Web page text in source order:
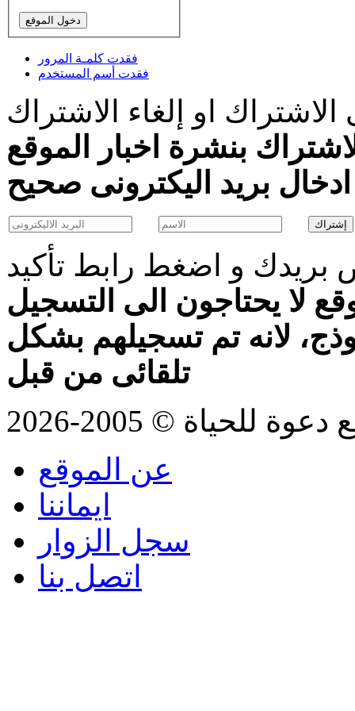
فقدت كلمـة المرور
فقدت أسم المستخدم
او إلغاء الاشتراك
بنشرة اخبار الموقع
و اضغط رابط تأكيد
لا يحتاجون الى التسجيل
لانه تم تسجيلهم بشكل
تلقائى من قبل
© 2005-2026
عن الموقع
ايماننا
سجل الزوار
اتصل بنا